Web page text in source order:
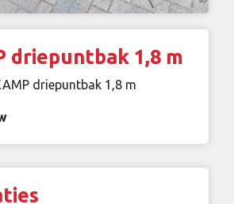
driepuntbak 1,8 m
driepuntbak 1,8 m